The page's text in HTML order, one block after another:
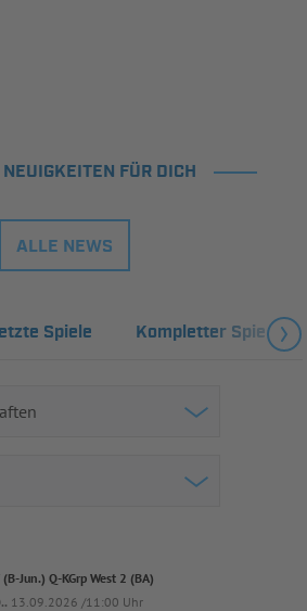
FÜR DICH
ALLE NEWS
Spiele Kompletter Spielplan
Jun.) Q-KGrp West 2 (BA)
13.09.2026 /11:00 Uhr